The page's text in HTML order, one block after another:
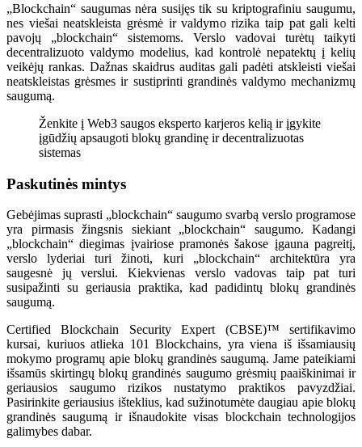
„Blockchain“ saugumas nėra susijęs tik su kriptografiniu saugumu,
nes viešai neatskleista grėsmė ir valdymo rizika taip pat gali kelti
pavojų „blockchain“ sistemoms. Verslo vadovai turėtų taikyti
decentralizuoto valdymo modelius, kad kontrolė nepatektų į kelių
veikėjų rankas. Dažnas skaidrus auditas gali padėti atskleisti viešai
neatskleistas grėsmes ir sustiprinti grandinės valdymo mechanizmų
saugumą.
Ženkite į Web3 saugos eksperto karjeros kelią ir įgykite
įgūdžių apsaugoti blokų grandinę ir decentralizuotas
sistemas
Paskutinės mintys
Gebėjimas suprasti „blockchain“ saugumo svarbą verslo programose
yra pirmasis žingsnis siekiant „blockchain“ saugumo. Kadangi
„blockchain“ diegimas įvairiose pramonės šakose įgauna pagreitį,
verslo lyderiai turi žinoti, kuri „blockchain“ architektūra yra
saugesnė jų verslui. Kiekvienas verslo vadovas taip pat turi
susipažinti su geriausia praktika, kad padidintų blokų grandinės
saugumą.
Certified Blockchain Security Expert (CBSE)™ sertifikavimo
kursai, kuriuos atlieka 101 Blockchains, yra viena iš išsamiausių
mokymo programų apie blokų grandinės saugumą. Jame pateikiami
išsamūs skirtingų blokų grandinės saugumo grėsmių paaiškinimai ir
geriausios saugumo rizikos nustatymo praktikos pavyzdžiai.
Pasirinkite geriausius išteklius, kad sužinotumėte daugiau apie blokų
grandinės saugumą ir išnaudokite visas blockchain technologijos
galimybes dabar.